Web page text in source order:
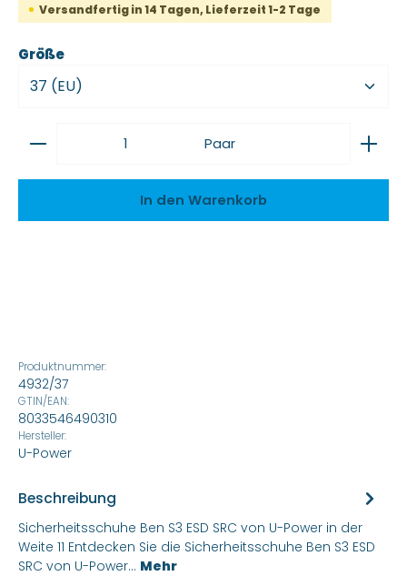
Versandfertig in 14 Tagen, Lieferzeit 1-2 Tage
Größeauswählen
Produkt Anzahl: Gib den gewünschten Wert
Paar
In den Warenkorb
Produktnummer:
4932/37
GTIN/EAN:
8033546490310
Hersteller:
U-Power
Beschreibung
Sicherheitsschuhe Ben S3 ESD SRC von U-Power in der
Weite 11 Entdecken Sie die Sicherheitsschuhe Ben S3 ESD
SRC von U-Power… Mehr